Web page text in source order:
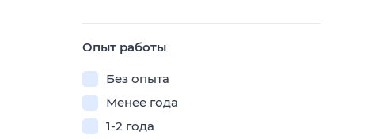
Опыт работы
Без опыта
Менее года
1-2 года